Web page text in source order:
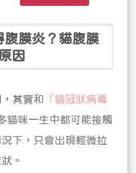
腹膜炎？貓腹膜
因
其實和
「貓冠狀病毒
貓咪一生中都可能接觸
下，只會出現輕微拉
。